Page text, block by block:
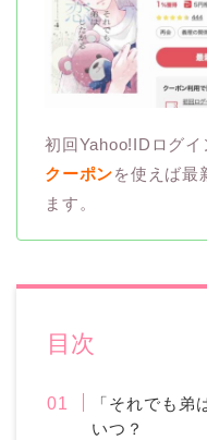
初回Yahoo!IDログ
クーポンを使えば最
ます。
目次
「それでも
いつ？